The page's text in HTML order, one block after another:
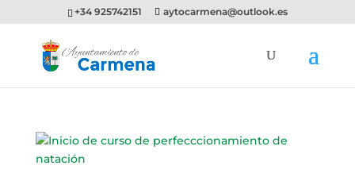
+34 925742151 aytocarmena@outlook.es